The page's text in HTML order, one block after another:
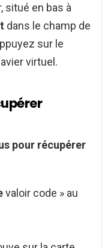
situé en bas à
dans le champ de
sur le
virtuel.
pour récupérer
valoir code » au